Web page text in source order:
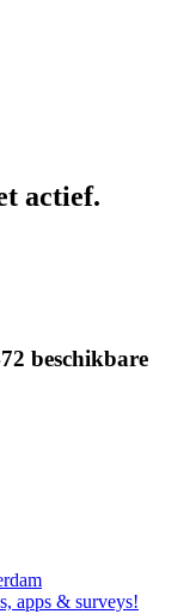
actief.
beschikbare
apps & surveys!